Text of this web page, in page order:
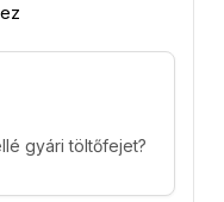
gyári töltőfejet?